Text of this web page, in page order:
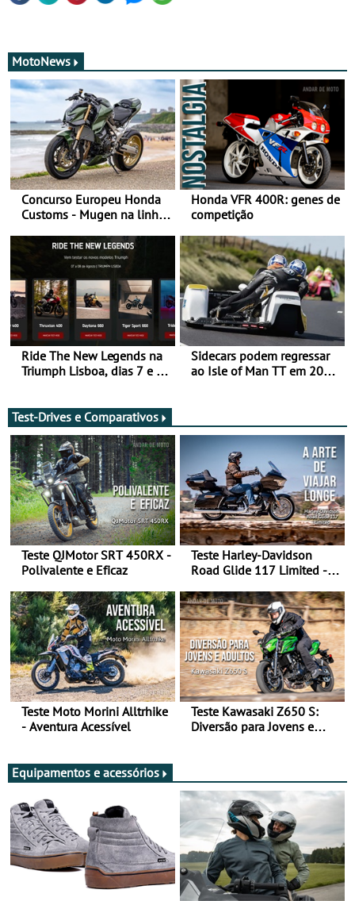
MotoNews
Concurso Europeu Honda
Customs - Mugen na linha
ganhar
Honda VFR 400R: genes de
competição
Ride The New Legends na
Triumph Lisboa, dias 7 e 8
Sidecars podem regressar
ao Isle of Man TT em 2027
Test-Drives e Comparativos
Teste QJMotor SRT 450RX -
Polivalente e Eficaz
Teste Harley-Davidson
Road Glide 117 Limited - A
Teste Moto Morini Alltrhike
- Aventura Acessível
Teste Kawasaki Z650 S:
Diversão para Jovens e
Equipamentos e acessórios